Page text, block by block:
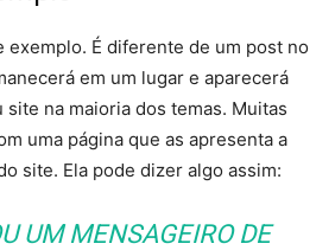
exemplo. É diferente de um post no
em um lugar e aparecerá
site na maioria dos temas. Muitas
uma página que as apresenta a
site. Ela pode dizer algo assim:
UM MENSAGEIRO DE